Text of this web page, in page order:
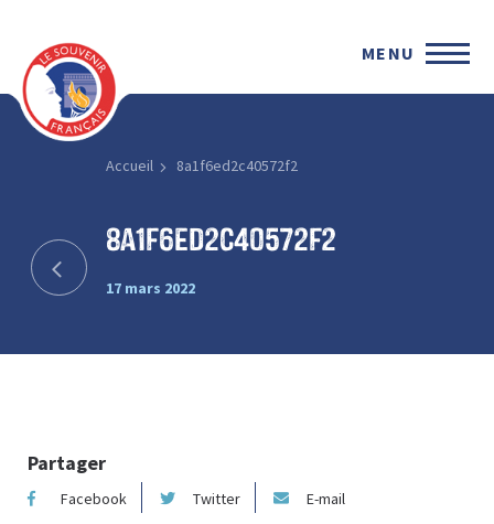
MENU
Accueil 8a1f6ed2c40572f2
8a1f6ed2c40572f2
17 mars 2022
Partager
Facebook Twitter E-mail